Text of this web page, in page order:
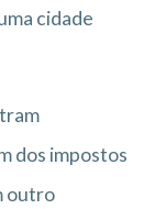
cidade
dos impostos
outro